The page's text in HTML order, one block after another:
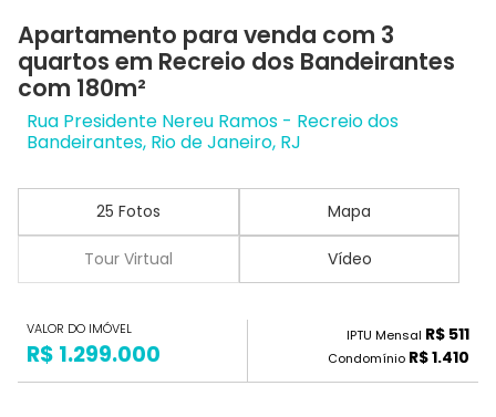
Apartamento para venda com 3
quartos em Recreio dos Bandeirantes
com 180m²
Rua Presidente Nereu Ramos - Recreio dos
Bandeirantes, Rio de Janeiro, RJ
25 Fotos Mapa
Tour Virtual Vídeo
VALOR DO IMÓVEL
R$ 1.299.000
IPTU Mensal R$ 511
Condomínio R$ 1.410